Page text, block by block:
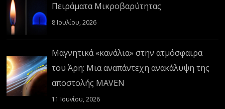
Πειράματα Μικροβαρύτητας
8 Ιουλίου, 2026
Μαγνητικά «κανάλια» στην ατμόσφαιρα
του Άρη: Μια αναπάντεχη ανακάλυψη της
αποστολής MAVEN
11 Ιουνίου, 2026